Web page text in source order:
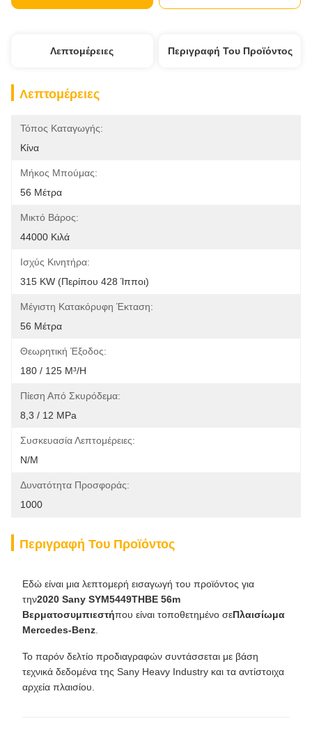
Λεπτομέρειες Περιγραφή Του Προϊόντος
Λεπτομέρειες
Τόπος Καταγωγής:
Κίνα
Μήκος Μπούμας:
56 Μέτρα
Μικτό Βάρος:
44000 Κιλά
Ισχύς Κινητήρα:
315 KW (περίπου 428 Ίπποι)
Μέγιστη Κατακόρυφη Έκταση:
56 Μέτρα
Θεωρητική Έξοδος:
180 / 125 M³/h
Πίεση Από Σκυρόδεμα:
8,3 / 12 MPa
Συσκευασία Λεπτομέρειες:
N/M
Δυνατότητα Προσφοράς:
1000
Περιγραφή Του Προϊόντος
Εδώ είναι μια λεπτομερή εισαγωγή του προϊόντος για
την2020 Sany SYM5449THBE 56m
Βερματοσυμπιεστήπου είναι τοποθετημένο σεΠλαισίωμα
Mercedes-Benz
Το παρόν δελτίο προδιαγραφών συντάσσεται με βάση
τεχνικά δεδομένα της Sany Heavy Industry και τα αντίστοιχα
αρχεία πλαισίου.